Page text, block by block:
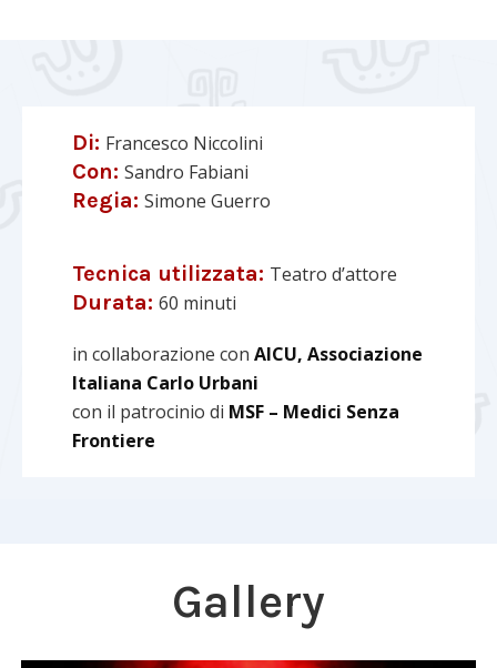
Di: Francesco Niccolini
Con: Sandro Fabiani
Regia: Simone Guerro
Tecnica utilizzata: Teatro d’attore
Durata: 60 minuti
in collaborazione con AICU, Associazione
Italiana Carlo Urbani
con il patrocinio di MSF – Medici Senza
Frontiere
Gallery